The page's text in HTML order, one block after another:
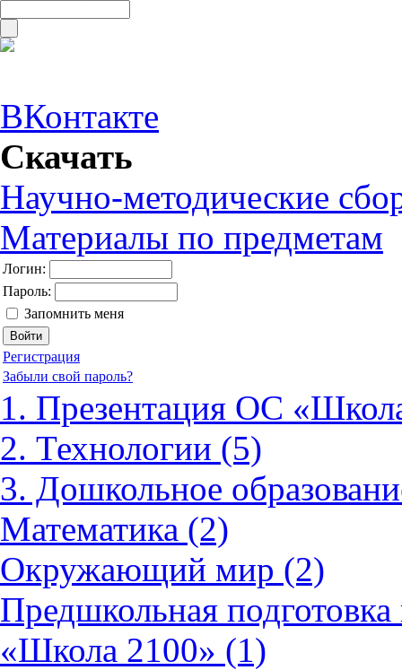
ВКонтакте
Скачать
Научно-методические
Материалы по предметам
Логин:
Пароль:
Запомнить меня
Регистрация
Забыли свой пароль?
1. Презентация ОС
2. Технологии (5)
3. Дошкольное
Математика (2)
Окружающий мир (2)
Предшкольная
«Школа 2100» (1)